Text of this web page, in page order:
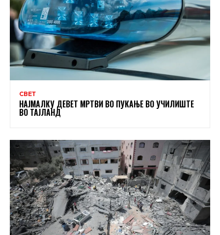
СВЕТ
НАЈМАЛКУ ДЕВЕТ МРТВИ ВО ПУКАЊЕ ВО УЧИЛИШТЕ
ВО ТАЈЛАНД